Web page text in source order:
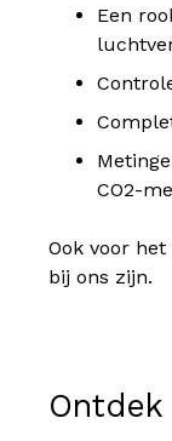
Een
CO2-
Ook voor
bij ons zijn.